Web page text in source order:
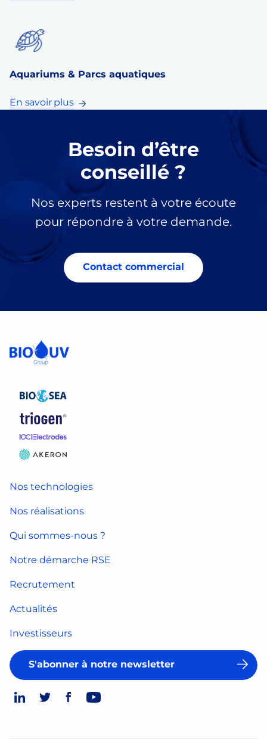
Aquariums & Parcs aquatiques
En savoir plus
Besoin d’être
conseillé ?
Nos experts restent à votre écoute
pour répondre à votre demande.
Contact commercial
Nos technologies
Nos réalisations
Qui sommes-nous ?
Notre démarche RSE
Recrutement
Actualités
Investisseurs
S'abonner à notre newsletter